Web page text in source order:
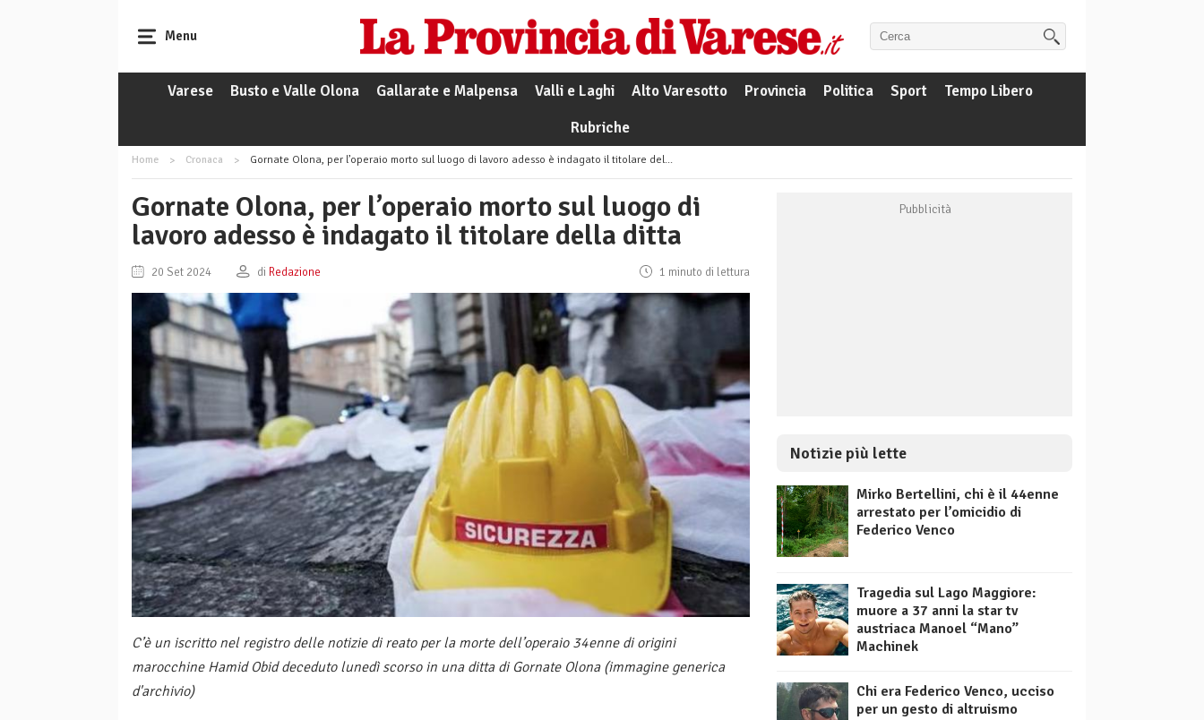
Menu
Varese Busto e Valle Olona Gallarate e Malpensa Valli e Laghi Alto Varesotto Provincia Politica Sport
Tempo Libero
Rubriche
Home Cronaca Gornate Olona, per l’operaio morto sul luogo di lavoro adesso è indagato il titolare della ditta
Gornate Olona, per l’operaio morto sul luogo di
lavoro adesso è indagato il titolare della ditta
20 Set 2024 di Redazione 1 minuto di lettura
C’è un iscritto nel registro delle notizie di reato per la morte dell’operaio 34enne di origini
marocchine Hamid Obid deceduto lunedì scorso in una ditta di Gornate Olona (immagine generica
d'archivio)
Notizie più lette
Mirko Bertellini, chi è il 44enne
arrestato per l’omicidio di
Federico Venco
Tragedia sul Lago Maggiore:
muore a 37 anni la star tv
austriaca Manoel “Mano”
Machinek
Chi era Federico Venco, ucciso
per un gesto di altruismo